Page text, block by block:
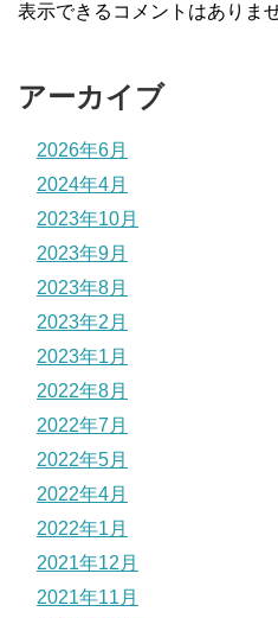
表示できるコメントはありませ
アーカイブ
2026年6月
2024年4月
2023年10月
2023年9月
2023年8月
2023年2月
2023年1月
2022年8月
2022年7月
2022年5月
2022年4月
2022年1月
2021年12月
2021年11月